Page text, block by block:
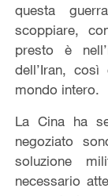
questa
scoppiare,
presto è
dell’Iran,
mondo intero.
La Cina ha
negoziato
soluzione
necessario